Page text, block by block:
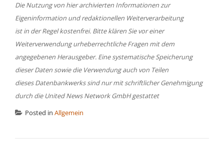
Die Nutzung von hier archivierten Informationen zur
Eigeninformation und redaktionellen Weiterverarbeitung
ist in der Regel kostenfrei. Bitte klären Sie vor einer
Weiterverwendung urheberrechtliche Fragen mit dem
angegebenen Herausgeber. Eine systematische Speicherung
dieser Daten sowie die Verwendung auch von Teilen
dieses Datenbankwerks sind nur mit schriftlicher Genehmigung
durch die United News Network GmbH gestattet
Posted in Allgemein